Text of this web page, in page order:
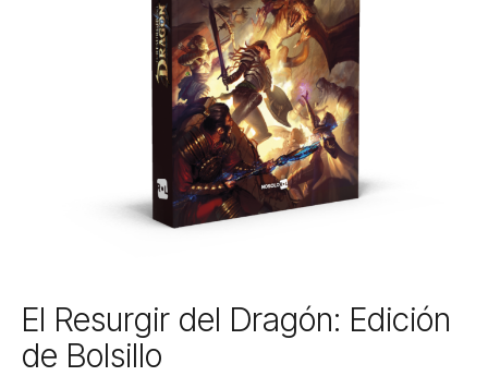
Saltar
al
comienzo
El Resurgir del Dragón: Edición
de Bolsillo